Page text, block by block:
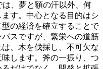
は、夢と額の汗以外、何
す。中心となる目的はシ
の経済を確立することで
スですが、繁栄への道筋
、木を伐採し、不可欠な
します。斧の一振り、つ